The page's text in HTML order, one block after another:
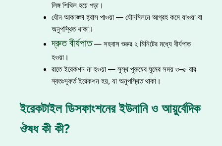
লিঙ্গ শিথিল হয়ে পড়া।
যৌন আকাঙ্ক্ষা হ্রাস পাওয়া — যৌনমিলনে আগ্রহ কমে যাওয়া বা
অনুপস্থিত থাকা।
দ্রুত বীর্যপাত— সহবাস শুরুর ২ মিনিটের মধ্যে বীর্যপাত
হওয়া।
রাতে ইরেকশন না হওয়া — সুস্থ পুরুষের ঘুমের সময় ৩–৫ বার
স্বতঃস্ফূর্ত ইরেকশন হয়, যা অনুপস্থিত থাকা।
ইরেকটাইল ডিসফাংশনের ইউনানি ও আয়ুর্বেদিক
ঔষধ কী কী?